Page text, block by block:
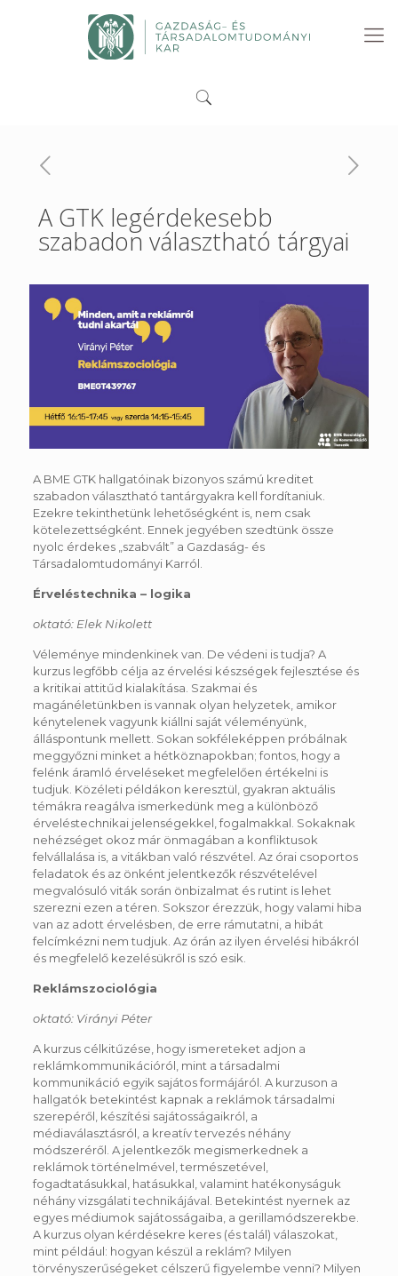
A GTK legérdekesebb
szabadon választható tárgyai
A BME GTK hallgatóinak bizonyos számú kreditet
szabadon választható tantárgyakra kell fordítaniuk.
Ezekre tekinthetünk lehetőségként is, nem csak
kötelezettségként. Ennek jegyében szedtünk össze
nyolc érdekes „szabvált” a Gazdaság- és
Társadalomtudományi Karról.
Érveléstechnika – logika
oktató: Elek Nikolett
Véleménye mindenkinek van. De védeni is tudja? A
kurzus legfőbb célja az érvelési készségek fejlesztése és
a kritikai attitűd kialakítása. Szakmai és
magánéletünkben is vannak olyan helyzetek, amikor
kénytelenek vagyunk kiállni saját véleményünk,
álláspontunk mellett. Sokan sokféleképpen próbálnak
meggyőzni minket a hétköznapokban; fontos, hogy a
felénk áramló érveléseket megfelelően értékelni is
tudjuk. Közéleti példákon keresztül, gyakran aktuális
témákra reagálva ismerkedünk meg a különböző
érveléstechnikai jelenségekkel, fogalmakkal. Sokaknak
nehézséget okoz már önmagában a konfliktusok
felvállalása is, a vitákban való részvétel. Az órai csoportos
feladatok és az önként jelentkezők részvételével
megvalósuló viták során önbizalmat és rutint is lehet
szerezni ezen a téren. Sokszor érezzük, hogy valami hiba
van az adott érvelésben, de erre rámutatni, a hibát
felcímkézni nem tudjuk. Az órán az ilyen érvelési hibákról
és megfelelő kezelésükről is szó esik.
Reklámszociológia
oktató: Virányi Péter
A kurzus célkitűzése, hogy ismereteket adjon a
reklámkommunikációról, mint a társadalmi
kommunikáció egyik sajátos formájáról. A kurzuson a
hallgatók betekintést kapnak a reklámok társadalmi
szerepéről, készítési sajátosságaikról, a
médiaválasztásról, a kreatív tervezés néhány
módszeréről. A jelentkezők megismerkednek a
reklámok történelmével, természetével,
fogadtatásukkal, hatásukkal, valamint hatékonyságuk
néhány vizsgálati technikájával. Betekintést nyernek az
egyes médiumok sajátosságaiba, a gerillamódszerekbe.
A kurzus olyan kérdésekre keres (és talál) válaszokat,
mint például: hogyan készül a reklám? Milyen
törvényszerűségeket célszerű figyelembe venni? Milyen